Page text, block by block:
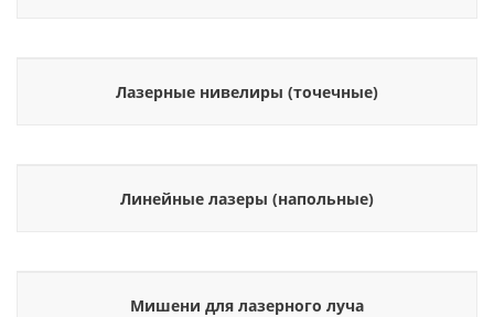
Лазерные нивелиры (точечные)
Линейные лазеры (напольные)
Мишени для лазерного луча